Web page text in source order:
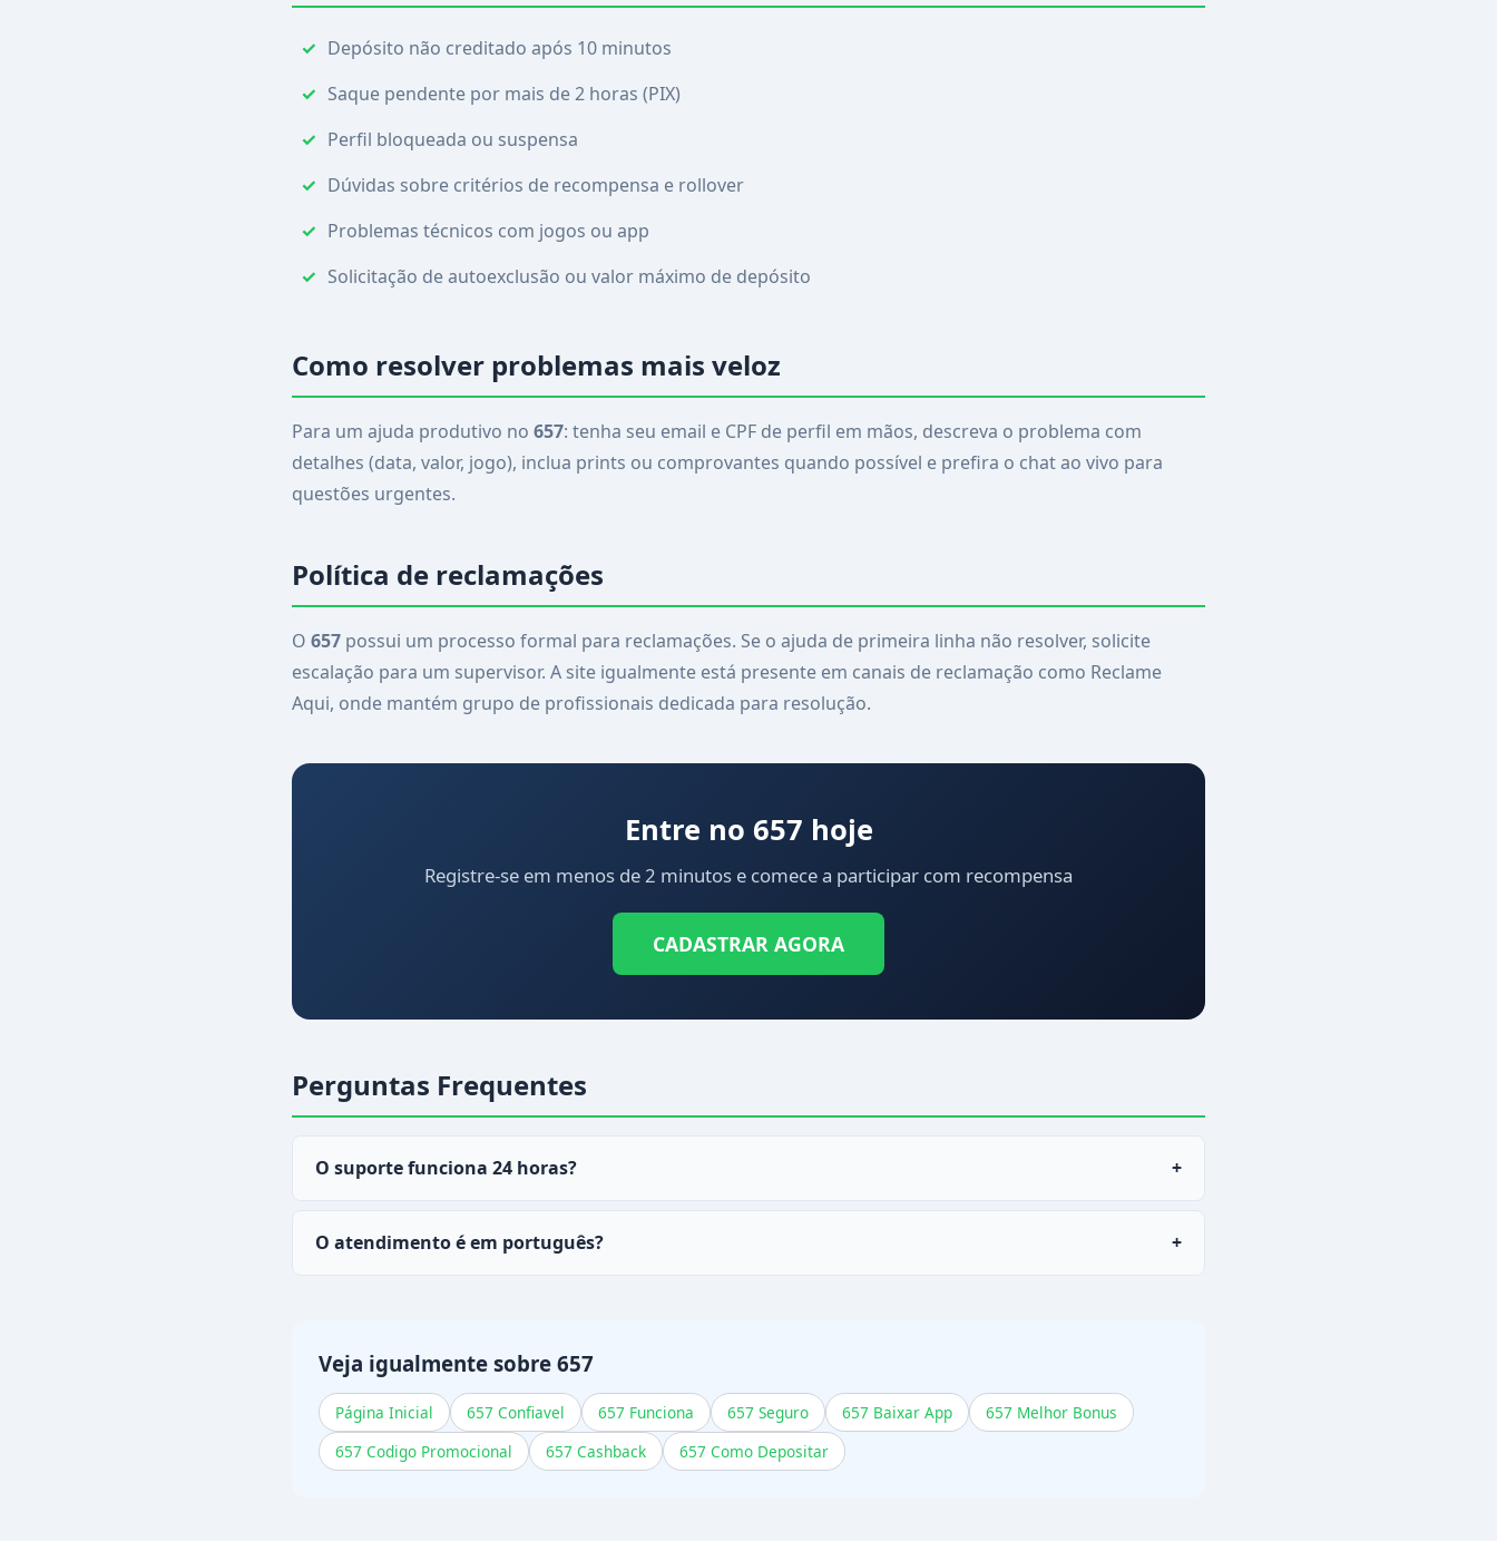
Depósito não creditado após 10 minutos
Saque pendente por mais de 2 horas (PIX)
Perfil bloqueada ou suspensa
Dúvidas sobre critérios de recompensa e rollover
Problemas técnicos com jogos ou app
Solicitação de autoexclusão ou valor máximo de depósito
Como resolver problemas mais veloz
Para um ajuda produtivo no 657: tenha seu email e CPF de perfil em mãos, descreva o problema com
detalhes (data, valor, jogo), inclua prints ou comprovantes quando possível e prefira o chat ao vivo para
questões urgentes.
Política de reclamações
O 657 possui um processo formal para reclamações. Se o ajuda de primeira linha não resolver, solicite
escalação para um supervisor. A site igualmente está presente em canais de reclamação como Reclame
Aqui, onde mantém grupo de profissionais dedicada para resolução.
Entre no 657 hoje
Registre-se em menos de 2 minutos e comece a participar com recompensa
CADASTRAR AGORA
Perguntas Frequentes
O suporte funciona 24 horas?
+
O atendimento é em português?
+
Veja igualmente sobre 657
Página Inicial 657 Confiavel 657 Funciona 657 Seguro 657 Baixar App
657 Melhor Bonus
657 Codigo Promocional
657 Cashback 657 Como Depositar